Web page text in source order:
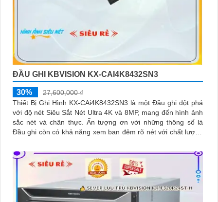
ĐẦU GHI KBVISION KX-CAI4K8432SN3
30%
27,600,000 ₫
Thiết Bị Ghi Hình KX-CAi4K8432SN3 là một Đầu ghi đột phá
với độ nét Siêu Sắt Nét Ultra 4K và 8MP, mang đến hình ảnh
sắc nét và chân thực. Ấn tượng ơn với những thông số là
Đầu ghi còn có khả năng xem ban đêm rõ nét với chất lượng